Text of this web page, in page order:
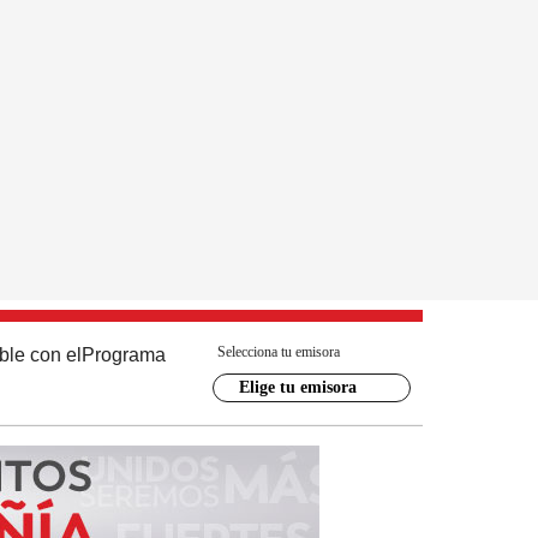
con el Programa Selecciona tu emisora
Elige tu emisora